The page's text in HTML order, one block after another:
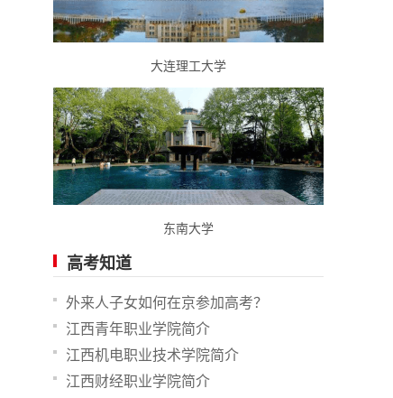
大连理工大学
东南大学
高考知道
外来人子女如何在京参加高考？
江西青年职业学院简介
江西机电职业技术学院简介
江西财经职业学院简介